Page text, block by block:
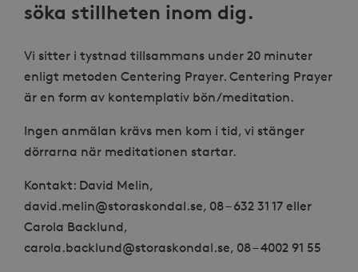
söka stillheten inom dig.
Vi sitter i tystnad tillsammans under 20 minuter
enligt metoden Centering Prayer. Centering Prayer
är en form av kontemplativ bön/meditation.
Ingen anmälan krävs men kom i tid, vi stänger
dörrarna när meditationen startar.
Kontakt: David Melin,
david.melin@storaskondal.se, 08 – 632 31 17 eller
Carola Backlund,
carola.backlund@storaskondal.se, 08 – 4002 91 55